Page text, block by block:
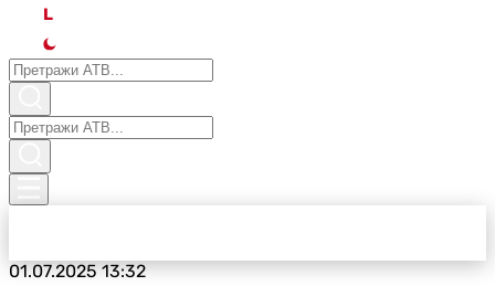
L
01.07.202513:32